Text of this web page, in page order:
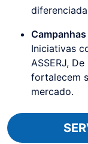
Iniciativas
ASSERJ,
fortalecem
mercado.